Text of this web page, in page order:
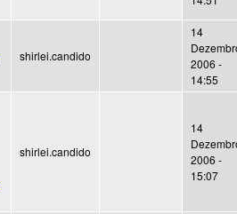
shirlei.candido
14
2006 -
14:55
shirlei.candido
14
2006 -
15:07